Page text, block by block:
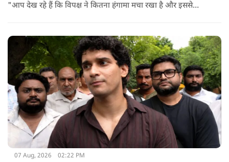
"आप देख रहे हैं कि विपक्ष ने कितना हंगामा मचा रखा है और इससे
देश के सामने साफ हो रही है. और जब हारते हैं, तो रोना रोते हैं."
07 Aug, 2026 02:22 PM